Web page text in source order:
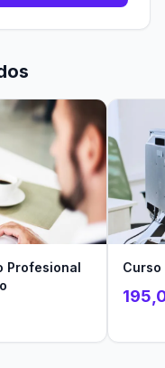
Profesional
Curso